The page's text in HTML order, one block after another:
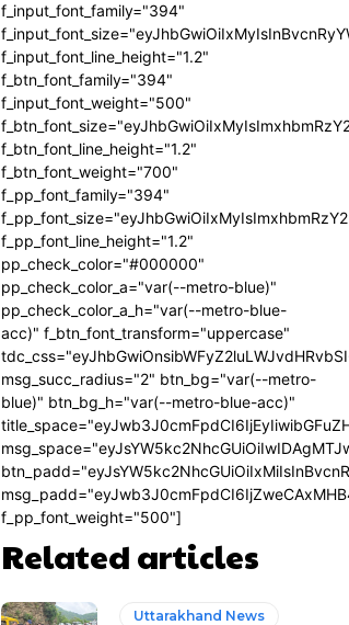
f_input_font_family="394"
f_input_font_line_height="1.2"
f_btn_font_family="394"
f_input_font_weight="500"
f_btn_font_line_height="1.2"
f_btn_font_weight="700"
f_pp_font_family="394"
f_pp_font_line_height="1.2"
pp_check_color="#000000"
pp_check_color_a="var(--metro-blue)"
pp_check_color_a_h="var(--metro-blue-
acc)" f_btn_font_transform="uppercase"
msg_succ_radius="2" btn_bg="var(--metro-
blue)" btn_bg_h="var(--metro-blue-acc)"
f_pp_font_weight="500"]
Related articles
Uttarakhand News